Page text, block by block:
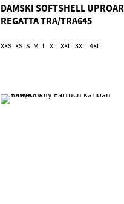
DAMSKI SOFTSHELL UPROAR
REGATTA TRA/TRA645
XXS XS S M L XL XXL 3XL 4XL